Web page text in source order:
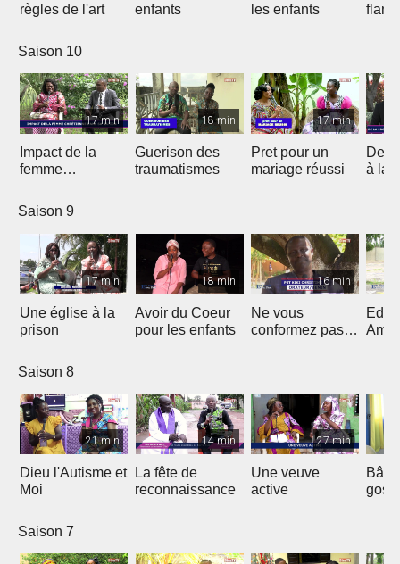
règles de l'art
enfants
les enfants
Saison 10
17 min
Impact de la
femme
sa Nation
18 min
Guerison des
traumatismes
17 min
Pret pour un
mariage réussi
De
à la
Saison 9
17 min
Une église à la
prison
18 min
Avoir du Coeur
pour les enfants
16 min
Ne vous
conformez pas
Saison 8
21 min
Dieu l'Autisme et
Moi
14 min
La fête de
reconnaissance
27 min
Une veuve
active
Bâtir
Saison 7